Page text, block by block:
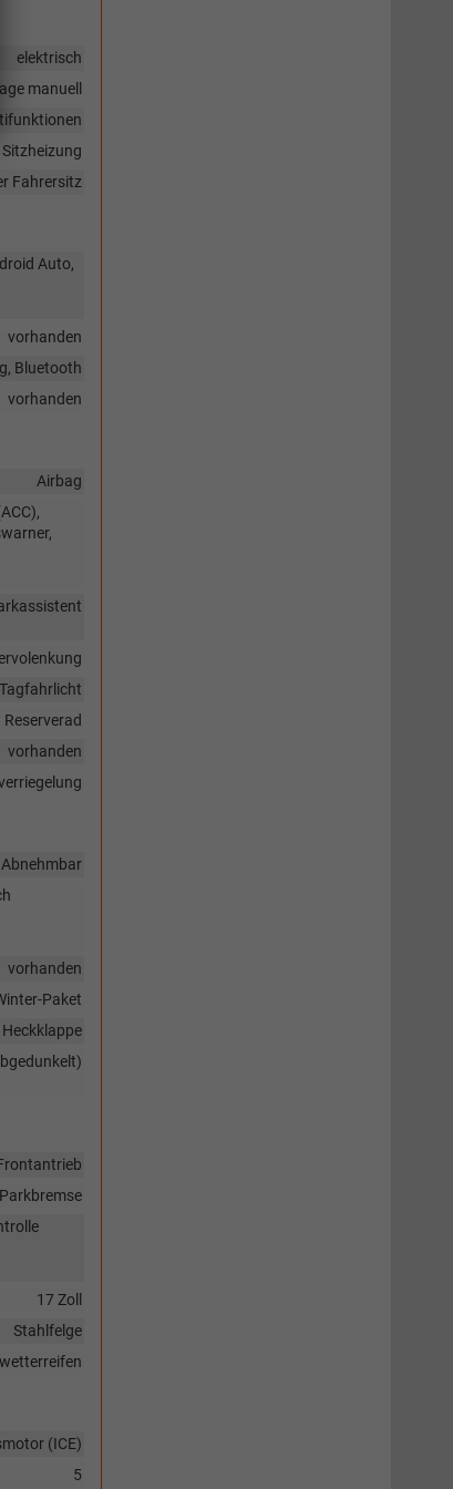
elektrisch
manuell
Fahrersitz
Auto,
vorhanden
Bluetooth
vorhanden
Airbag
Reserverad
vorhanden
Abnehmbar
vorhanden
Paket
Heckklappe
17 Zoll
Stahlfelge
(ICE)
5